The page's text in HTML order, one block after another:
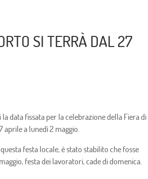
SI TERRÀ DAL 27
data fissata per la celebrazione della Fiera di
aprile a lunedì 2 maggio.
festa locale, è stato stabilito che fosse
festa dei lavoratori, cade di domenica.